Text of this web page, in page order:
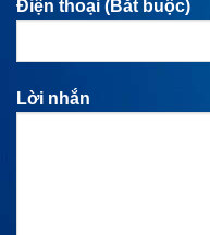
Điện thoại (Bắt buộc)
Lời nhắn